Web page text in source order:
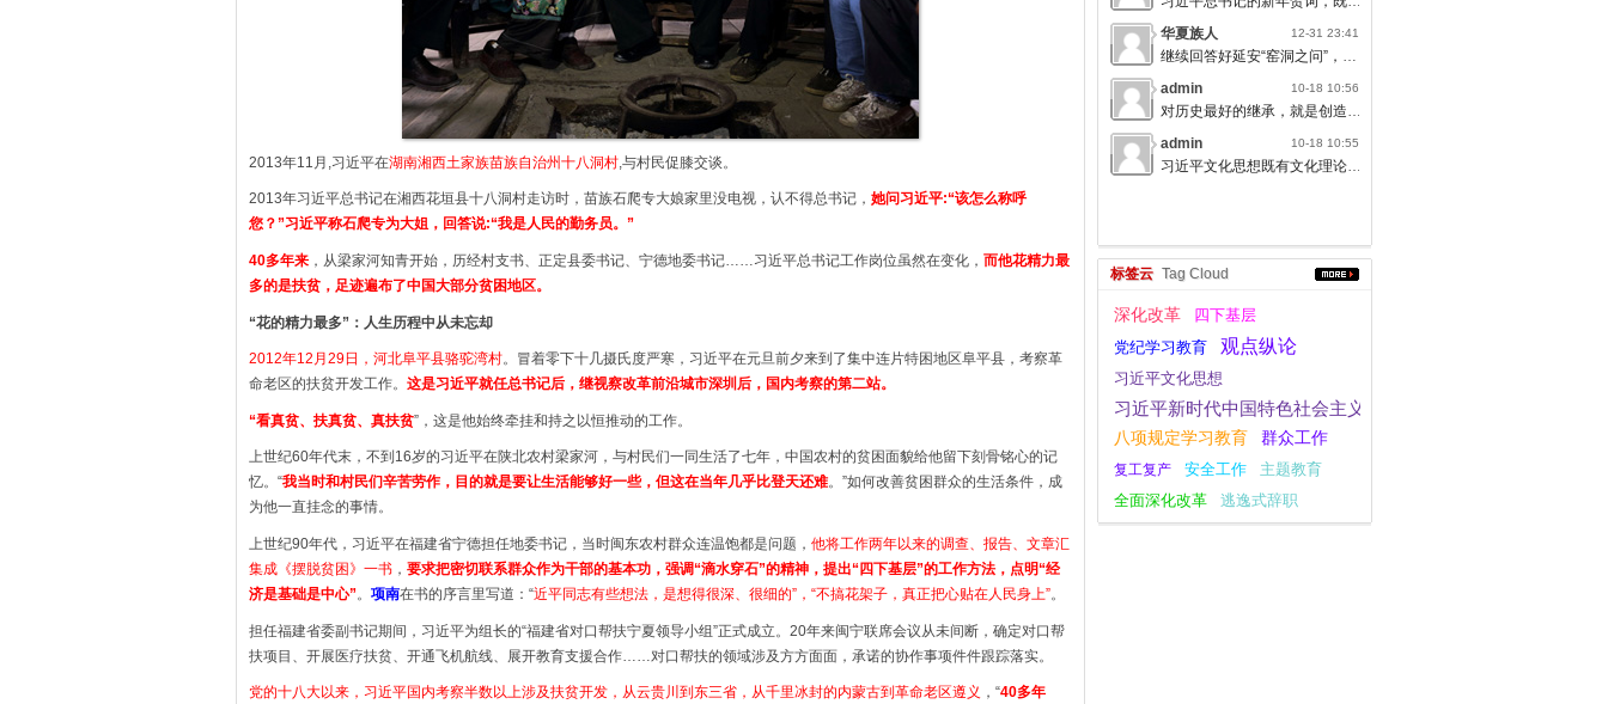
2013年11月,习近平在湖南湘西土家族苗族自治州十八洞村 ,与村民促膝交谈。
2013年习近平总书记在湘西花垣县十八洞村走访时，苗族石爬专大娘家里没电视，认不得总书记， 她问习近平:“该怎么称呼
您？”习近平称石爬专为大姐，回答说:“我是人民的勤务员。”
40多年来 ，从梁家河知青开始，历经村支书、正定县委书记、宁德地委书记……习近平总书记工作岗位虽然在变化， 而他花精力最
多的是扶贫，足迹遍布了中国大部分贫困地区。
“花的精力最多”：人生历程中从未忘却
2012年12月29日， 河北阜平县骆驼湾村。冒着零下十几摄氏度严寒，习近平在元旦前夕来到了集中连片特困地区阜平县，考察革
命老区的扶贫开发工作。 这是习近平就任总书记后，继视察改革前沿城市深圳后，国内考察的第二站。
“看真贫、扶真贫、真扶贫”，这是他始终牵挂和持之以恒推动的工作。
上世纪60年代末，不到16岁的习近平在陕北农村梁家河，与村民们一同生活了七年，中国农村的贫困面貌给他留下刻骨铭心的记
忆。“我当时和村民们辛苦劳作，目的就是要让生活能够好一些，但这在当年几乎比登天还难。”如何改善贫困群众的生活条件，成
为他一直挂念的事情。
上世纪90年代，习近平在福建省宁德担任地委书记，当时闽东农村群众连温饱都是问题， 他将工作两年以来的调查、报告、文章汇
集成《摆脱贫困》一书 ， 要求把密切联系群众作为干部的基本功，强调“滴水穿石”的精神，提出“四下基层”的工作方法，点明“经
济是基础是中心”。 项南在书的序言里写道：“近平同志有些想法，是想得很深、很细的”，“不搞花架子，真正把心贴在人民身上”。
担任福建省委副书记期间，习近平为组长的“福建省对口帮扶宁夏领导小组”正式成立。20年来闽宁联席会议从未间断，确定对口帮
扶项目、开展医疗扶贫、开通飞机航线、展开教育支援合作……对口帮扶的领域涉及方方面面，承诺的协作事项件件跟踪落实。
党的十八大以来，习近平国内考察半数以上涉及扶贫开发，从云贵川到东三省，从千里冰封的内蒙古到革命老区遵义 ，“40多年
华夏族人
12-31 23:41
继续回答好延安“窑洞之问”，书写无愧于人民的时代答卷。
admin
10-18 10:56
对历史最好的继承，就是创造新的历史；对人类文明最大的礼敬，就是创造人类文明新形态。
admin
10-18 10:55
习近平文化思想既有文化理论观点上的创新和突破，又有文化工作布局上的部署要求，标志着我们党对中国特色社会主义文化建设规律的认识达到了新高度，表明我们党的历史自信、文化自信达到了新高度。
标签云 Tag Cloud
深化改革
四下基层
党纪学习教育
观点纵论
习近平文化思想
习近平新时代中国特色社会主义思想
八项规定学习教育 群众工作
复工复产 安全工作
主题教育
全面深化改革
逃逸式辞职